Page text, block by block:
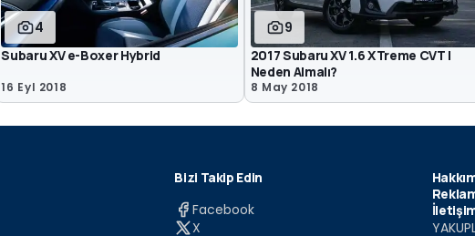
4
Subaru XV e-Boxer Hybrid
16 Eyl 2018
9
2017 Subaru XV 1.6 XTreme CVT |
Neden Almalı?
8 May 2018
Bizi Takip Edin
Facebook
X